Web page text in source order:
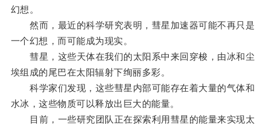
幻想。
然而，最近的科学研究表明，彗星加速器可能不再只是
一个幻想，而可能成为现实。
彗星，这些天体在我们的太阳系中来回穿梭，由冰和尘
埃组成的尾巴在太阳辐射下绚丽多彩。
科学家们发现，这些彗星内部可能存在着大量的气体和
水冰，这些物质可以释放出巨大的能量。
目前，一些研究团队正在探索利用彗星的能量来实现太